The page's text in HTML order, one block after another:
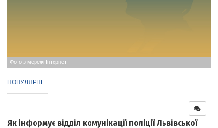
Фото з мережі Інтернет
ПОПУЛЯРНЕ
Як інформує відділ комунікації поліції Львівської